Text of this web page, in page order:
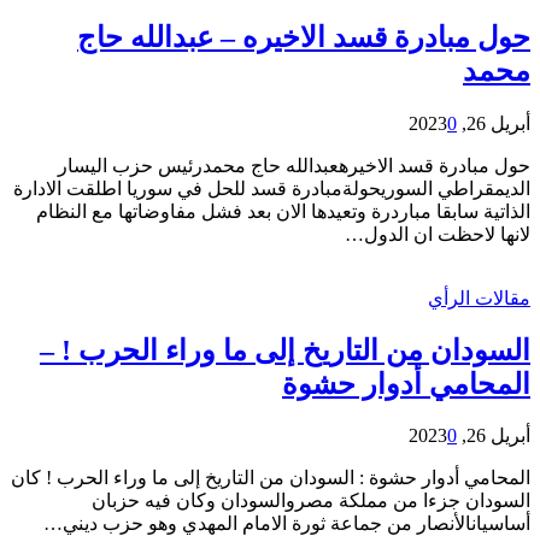
حول مبادرة قسد الاخيره – عبدالله حاج
محمد
أبريل 26, 2023 0
حول مبادرة قسد الاخيرهعبدالله حاج محمدرئيس حزب اليسار
الديمقراطي السوريحولةمبادرة قسد للحل في سوريا اطلقت الادارة
الذاتية سابقا مباردرة وتعيدها الان بعد فشل مفاوضاتها مع النظام
لانها لاحظت ان الدول…
مقالات الرأي
السودان من التاريخ إلى ما وراء الحرب ! –
المحامي أدوار حشوة
أبريل 26, 2023 0
المحامي أدوار حشوة : السودان من التاريخ إلى ما وراء الحرب ! كان
السودان جزءا من مملكة مصروالسودان وكان فيه حزبان
أساسيانالأنصار من جماعة ثورة الامام المهدي وهو حزب ديني…